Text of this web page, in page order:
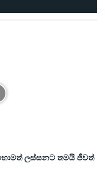
ලස්සනට තමයි ජීවත්